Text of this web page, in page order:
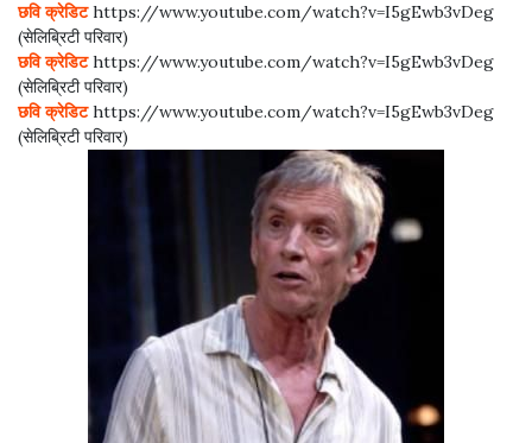
छवि क्रेडिटhttps://www.youtube.com/watch?v=I5gEwb3vDeg
(सेलिब्रिटी परिवार)
छवि क्रेडिटhttps://www.youtube.com/watch?v=I5gEwb3vDeg
(सेलिब्रिटी परिवार)
छवि क्रेडिटhttps://www.youtube.com/watch?v=I5gEwb3vDeg
(सेलिब्रिटी परिवार)